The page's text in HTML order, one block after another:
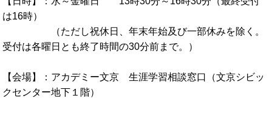
は16時）
（ただし祝休日、年末年始及び一部休みを除く。
受付は各曜日とも終了時間の30分前まで。）
【会場】：アカデミー文京 生涯学習相談窓口（文京シビッ
クセンター地下１階）